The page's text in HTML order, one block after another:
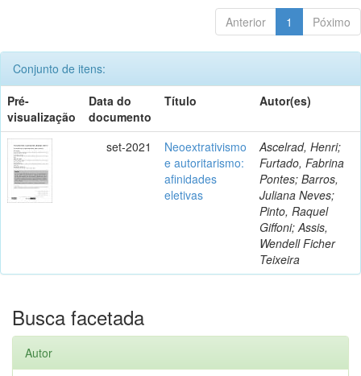
Anterior 1 Póximo
Conjunto de itens:
Pré-
visualização
Data do
documento
Título Autor(es)
set-2021
Neoextrativismo
e autoritarismo:
afinidades
eletivas
Ascelrad, Henri;
Furtado, Fabrina
Pontes; Barros,
Juliana Neves;
Pinto, Raquel
Giffoni; Assis,
Wendell Ficher
Teixeira
Busca facetada
Autor